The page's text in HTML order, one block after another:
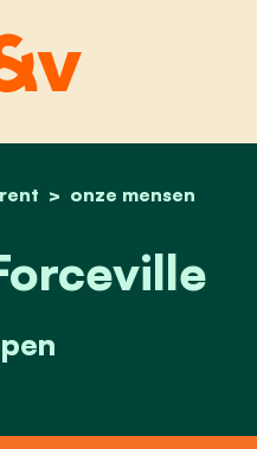
onze mensen
maarten forceville